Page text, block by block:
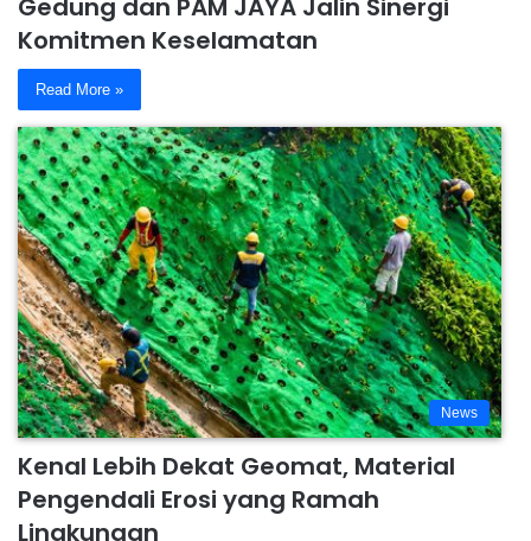
Gedung dan PAM JAYA Jalin Sinergi
Komitmen Keselamatan
Read More »
News
Kenal Lebih Dekat Geomat, Material
Pengendali Erosi yang Ramah
Lingkungan